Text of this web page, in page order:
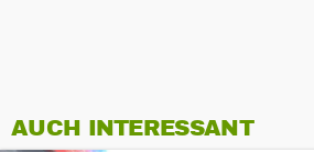
AUCH INTERESSANT